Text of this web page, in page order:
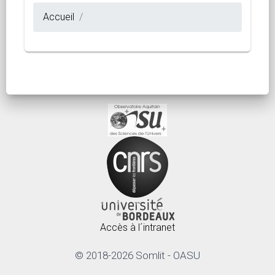
Accueil
Accès à l´intranet
© 2018-2026 Somlit - OASU